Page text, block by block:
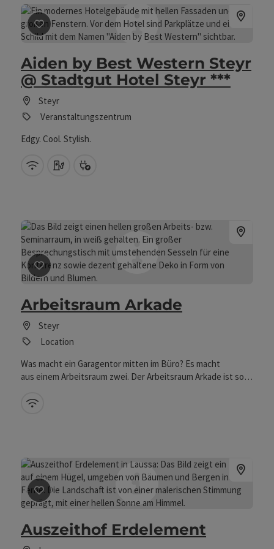
Beitrag merken: Aiden by Best Western Steyr @
Aiden by Best Western Steyr
@ Stadtgut Hotel Steyr ***
Steyr
Veranstaltungszentrum
Edgy. Cool. Stylish.
W-Lan (kostenlos)
Auto Ladestation
Beitrag merken: Arbeitsraum Arkade
Arbeitsraum Arkade
Steyr
Location
Was macht ein Garagentor mitten im Büro? Es macht
aus einem Arbeitsraum zwei. Der Arbeitsraum Arkade ist so
nachdenken. Oder über ihre Arbeit nachdenken. Und dazu
es Ihnen passt.
W-Lan (kostenlos)
Beitrag merken: Auszeithof Erdelement
Auszeithof Erdelement